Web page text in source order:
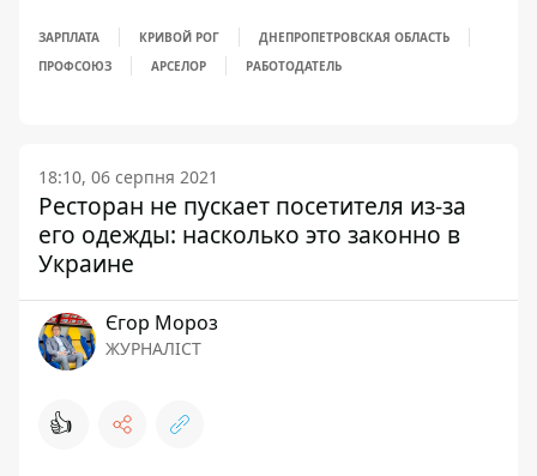
ЗАРПЛАТА КРИВОЙ РОГ
ДНЕПРОПЕТРОВСКАЯ ОБЛАСТЬ
ПРОФСОЮЗ
АРСЕЛОР РАБОТОДАТЕЛЬ
18:10, 06 серпня 2021
Ресторан не пускает посетителя из-за
его одежды: насколько это законно в
Украине
Єгор Мороз
ЖУРНАЛІСТ
👍